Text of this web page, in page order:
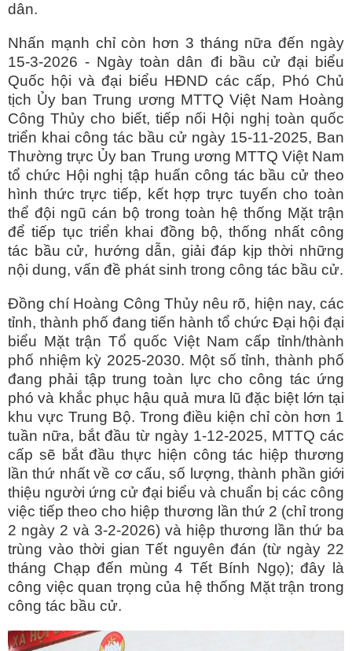
dân.
Nhấn mạnh chỉ còn hơn 3 tháng nữa đến ngày
15-3-2026 - Ngày toàn dân đi bầu cử đại biểu
Quốc hội và đại biểu HĐND các cấp, Phó Chủ
tịch Ủy ban Trung ương MTTQ Việt Nam Hoàng
Công Thủy cho biết, tiếp nối Hội nghị toàn quốc
triển khai công tác bầu cử ngày 15-11-2025, Ban
Thường trực Ủy ban Trung ương MTTQ Việt Nam
tổ chức Hội nghị tập huấn công tác bầu cử theo
hình thức trực tiếp, kết hợp trực tuyến cho toàn
thể đội ngũ cán bộ trong toàn hệ thống Mặt trận
để tiếp tục triển khai đồng bộ, thống nhất công
tác bầu cử, hướng dẫn, giải đáp kịp thời những
nội dung, vấn đề phát sinh trong công tác bầu cử.
Đồng chí Hoàng Công Thủy nêu rõ, hiện nay, các
tỉnh, thành phố đang tiến hành tổ chức Đại hội đại
biểu Mặt trận Tổ quốc Việt Nam cấp tỉnh/thành
phố nhiệm kỳ 2025-2030. Một số tỉnh, thành phố
đang phải tập trung toàn lực cho công tác ứng
phó và khắc phục hậu quả mưa lũ đặc biệt lớn tại
khu vực Trung Bộ. Trong điều kiện chỉ còn hơn 1
tuần nữa, bắt đầu từ ngày 1-12-2025, MTTQ các
cấp sẽ bắt đầu thực hiện công tác hiệp thương
lần thứ nhất về cơ cấu, số lượng, thành phần giới
thiệu người ứng cử đại biểu và chuẩn bị các công
việc tiếp theo cho hiệp thương lần thứ 2 (chỉ trong
2 ngày 2 và 3-2-2026) và hiệp thương lần thứ ba
trùng vào thời gian Tết nguyên đán (từ ngày 22
tháng Chạp đến mùng 4 Tết Bính Ngọ); đây là
công việc quan trọng của hệ thống Mặt trận trong
công tác bầu cử.